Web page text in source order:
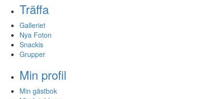
Träffa
Galleriet
Nya Foton
Snackis
Grupper
Min profil
Min gästbok